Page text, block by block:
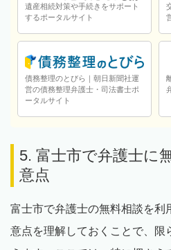
遺産相続対策や手続きをサポート
するポータルサイト
債務整理のとびら｜朝日新聞社運
営の債務整理弁護士・司法書士ポ
ータルサイト
5. 富士市で弁護士に
意点
富士市で弁護士の無料相談を利
意点を理解しておくことで、限